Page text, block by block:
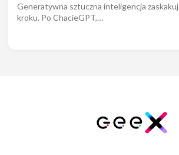
Generatywna sztuczna inteligencja
kroku. Po ChacieGPT,…